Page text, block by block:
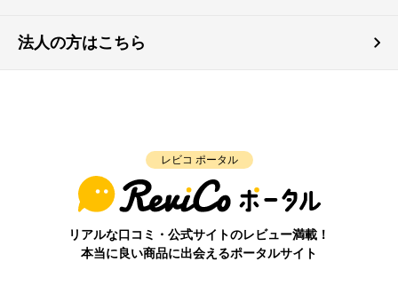
法人の方はこちら
レビコ ポータル
リアルな口コミ・公式サイトのレビュー満載！
本当に良い商品に出会えるポータルサイト